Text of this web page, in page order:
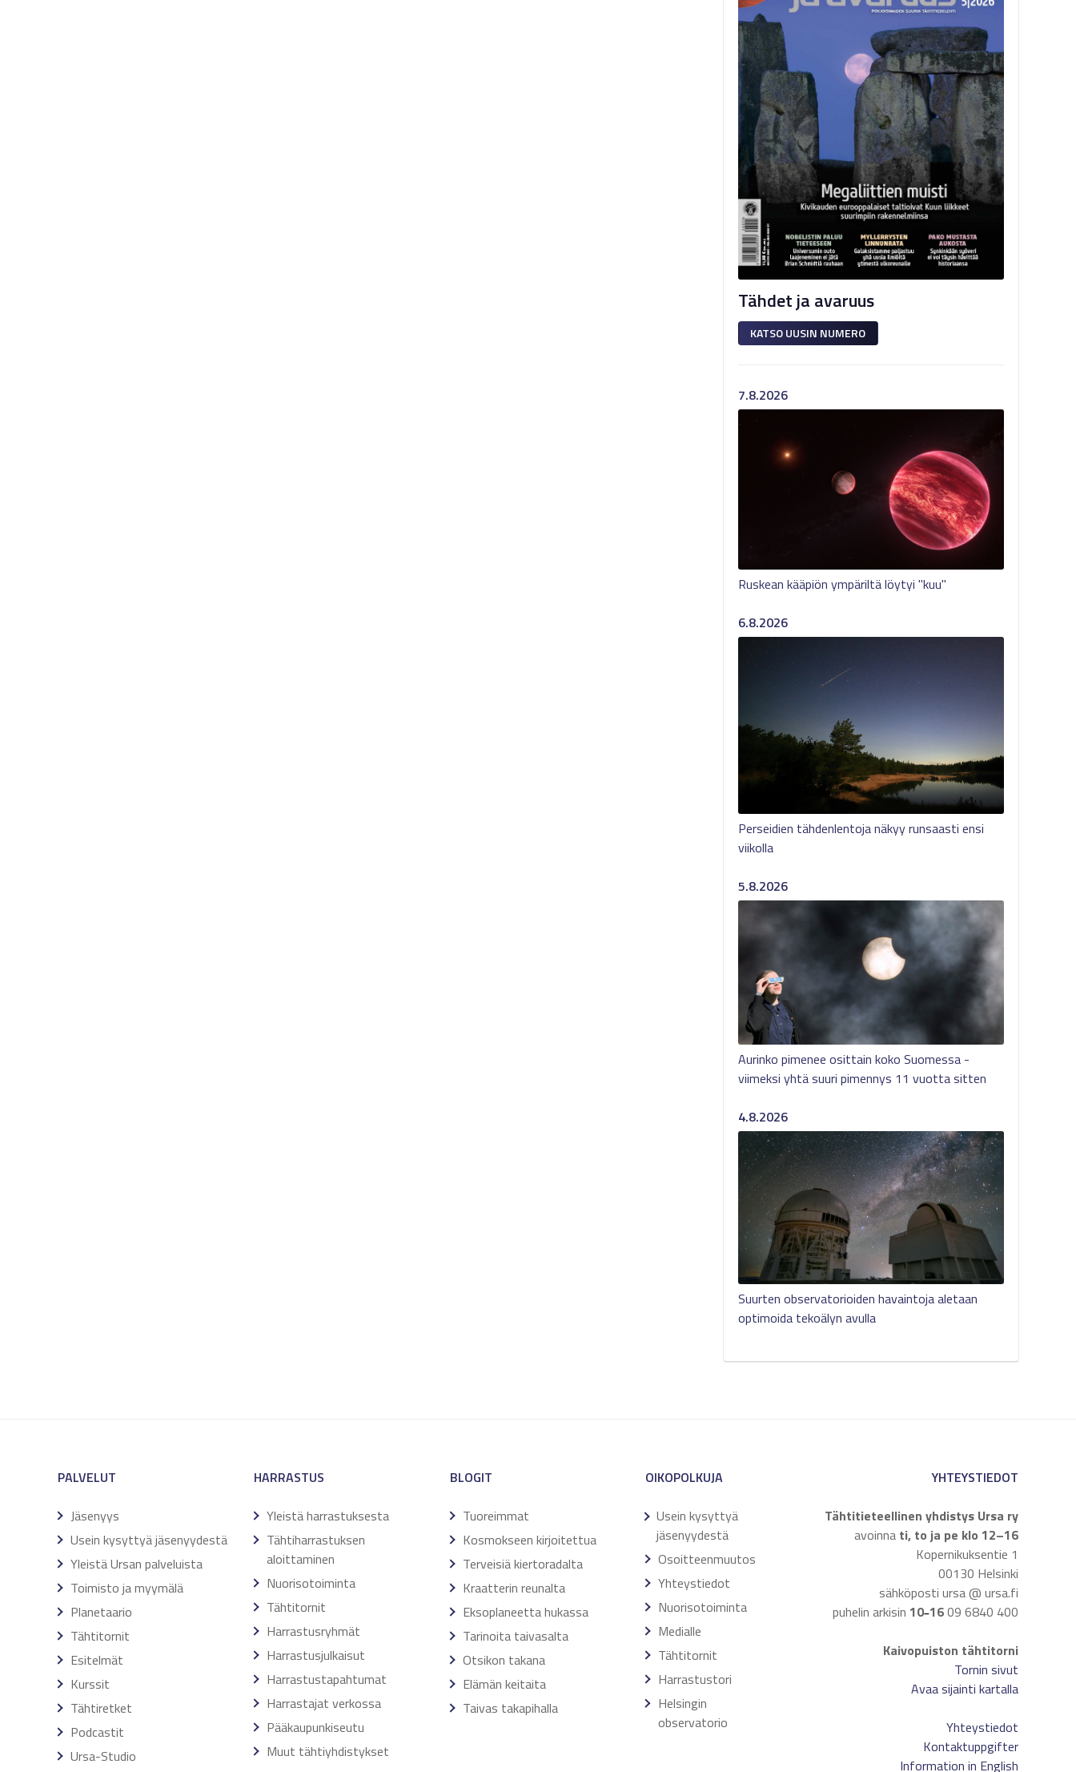
Tähdet ja avaruus
KATSO UUSIN NUMERO
7.8.2026
Ruskean kääpiön ympäriltä löytyi "kuu"
6.8.2026
Perseidien tähdenlentoja näkyy runsaasti ensi
viikolla
5.8.2026
Aurinko pimenee osittain koko Suomessa -
viimeksi yhtä suuri pimennys 11 vuotta sitten
4.8.2026
Suurten observatorioiden havaintoja aletaan
optimoida tekoälyn avulla
PALVELUT
Jäsenyys
Usein kysyttyä jäsenyydestä
Yleistä Ursan palveluista
Toimisto ja myymälä
Planetaario
Tähtitornit
Esitelmät
Kurssit
Tähtiretket
Podcastit
Ursa-Studio
HARRASTUS
Yleistä harrastuksesta
Tähtiharrastuksen
aloittaminen
Nuorisotoiminta
Tähtitornit
Harrastusryhmät
Harrastusjulkaisut
Harrastustapahtumat
Harrastajat verkossa
Pääkaupunkiseutu
Muut tähtiyhdistykset
BLOGIT
Tuoreimmat
Kosmokseen kirjoitettua
Terveisiä kiertoradalta
Kraatterin reunalta
Eksoplaneetta hukassa
Tarinoita taivasalta
Otsikon takana
Elämän keitaita
Taivas takapihalla
OIKOPOLKUJA
Usein kysyttyä
jäsenyydestä
Osoitteenmuutos
Yhteystiedot
Nuorisotoiminta
Medialle
Tähtitornit
Harrastustori
Helsingin
observatorio
YHTEYSTIEDOT
Tähtitieteellinen yhdistys Ursa ry
avoinna ti, to ja pe klo 12–16
Kopernikuksentie 1
00130 Helsinki
sähköposti ursa @ ursa.fi
puhelin arkisin 10–1609 6840 400
Kaivopuiston tähtitorni
Tornin sivut
Avaa sijainti kartalla
Yhteystiedot
Kontaktuppgifter
Information in English